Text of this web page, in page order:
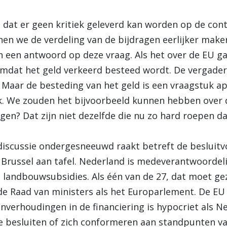
er geen kritiek geleverd kan worden op de
we de verdeling van de bijdragen eerlijker
antwoord op deze vraag. Als het over de EU
het geld verkeerd besteed wordt. De
de besteding van het geld is een vraagstuk
We zouden het bijvoorbeeld kunnen hebben over
Dat zijn niet dezelfde die nu zo hard roepen
ondergesneeuwd raakt betreft de
aan tafel. Nederland is
Als één van de 27, dat moet
Raad van ministers als het Europarlement. De
in de financiering is hypocriet als
besluiten of zich conformeren aan standpunten